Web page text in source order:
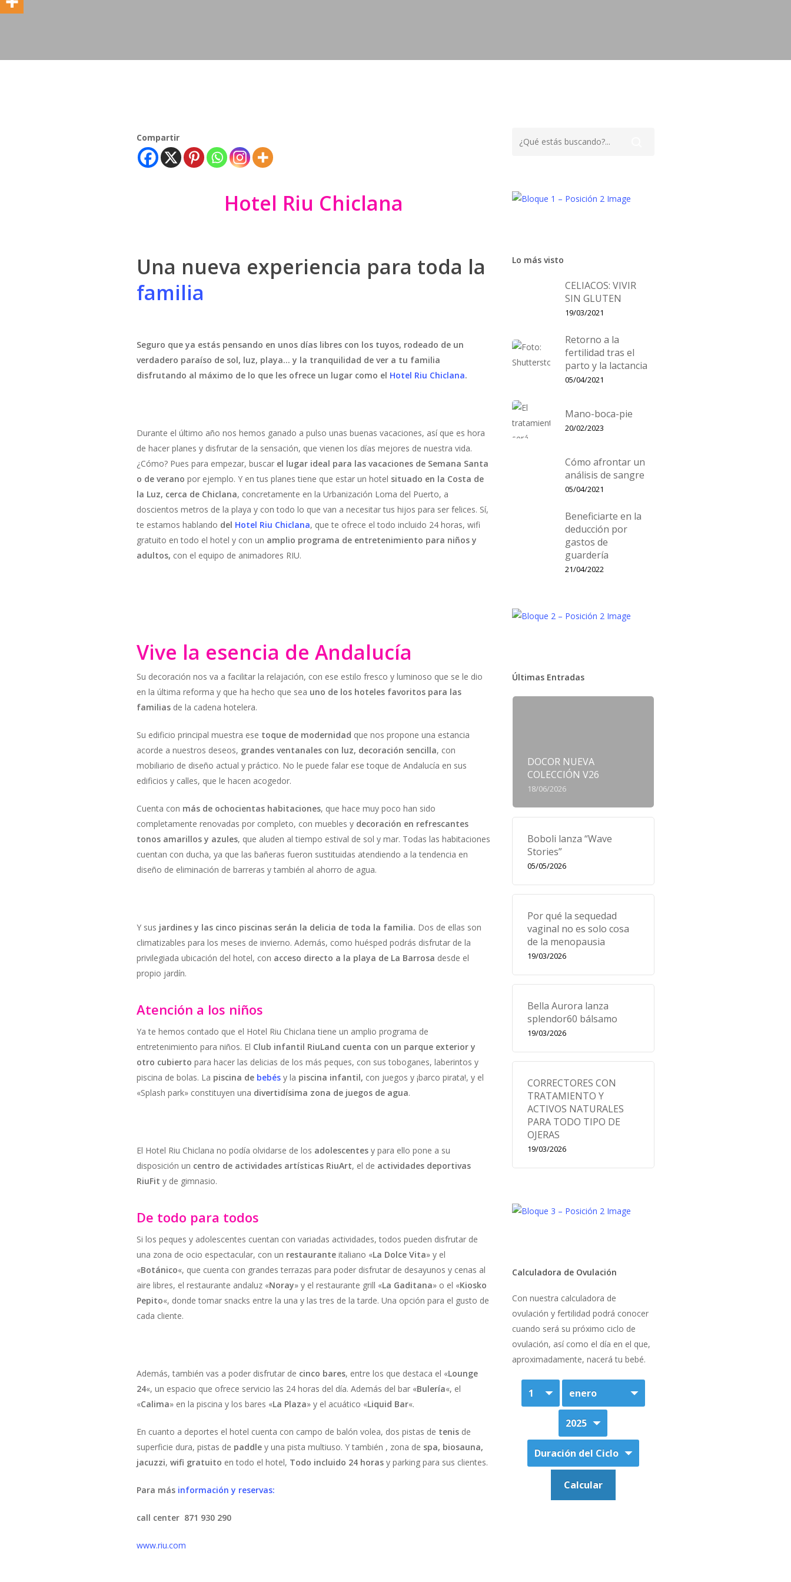
Compartir
Hotel Riu Chiclana
Una nueva experiencia para toda la
familia
Seguro que ya estás pensando en unos días libres con los tuyos, rodeado de un
verdadero paraíso de sol, luz, playa… y la tranquilidad de ver a tu familia
disfrutando al máximo de lo que les ofrece un lugar como el Hotel Riu Chiclana.
Durante el último año nos hemos ganado a pulso unas buenas vacaciones, así que es hora
de hacer planes y disfrutar de la sensación, que vienen los días mejores de nuestra vida.
¿Cómo? Pues para empezar, buscar el lugar ideal para las vacaciones de Semana Santa
o de verano por ejemplo. Y en tus planes tiene que estar un hotel situado en la Costa de
la Luz, cerca de Chiclana, concretamente en la Urbanización Loma del Puerto, a
doscientos metros de la playa y con todo lo que van a necesitar tus hijos para ser felices. Sí,
te estamos hablando del Hotel Riu Chiclana, que te ofrece el todo incluido 24 horas, wifi
gratuito en todo el hotel y con un amplio programa de entretenimiento para niños y
adultos, con el equipo de animadores RIU.
Vive la esencia de Andalucía
Su decoración nos va a facilitar la relajación, con ese estilo fresco y luminoso que se le dio
en la última reforma y que ha hecho que sea uno de los hoteles favoritos para las
familias de la cadena hotelera.
Su edificio principal muestra ese toque de modernidad que nos propone una estancia
acorde a nuestros deseos, grandes ventanales con luz, decoración sencilla, con
mobiliario de diseño actual y práctico. No le puede falar ese toque de Andalucía en sus
edificios y calles, que le hacen acogedor.
Cuenta con más de ochocientas habitaciones, que hace muy poco han sido
completamente renovadas por completo, con muebles y decoración en refrescantes
tonos amarillos y azules, que aluden al tiempo estival de sol y mar. Todas las habitaciones
cuentan con ducha, ya que las bañeras fueron sustituidas atendiendo a la tendencia en
diseño de eliminación de barreras y también al ahorro de agua.
Y sus jardines y las cinco piscinas serán la delicia de toda la familia. Dos de ellas son
climatizables para los meses de invierno. Además, como huésped podrás disfrutar de la
privilegiada ubicación del hotel, con acceso directo a la playa de La Barrosa desde el
propio jardín.
Atención a los niños
Ya te hemos contado que el Hotel Riu Chiclana tiene un amplio programa de
entretenimiento para niños. El Club infantil RiuLand cuenta con un parque exterior y
otro cubierto para hacer las delicias de los más peques, con sus toboganes, laberintos y
piscina de bolas. La piscina de bebés y la piscina infantil, con juegos y ¡barco pirata!, y el
«Splash park» constituyen una divertidísima zona de juegos de agua.
El Hotel Riu Chiclana no podía olvidarse de los adolescentes y para ello pone a su
disposición un centro de actividades artísticas RiuArt, el de actividades deportivas
RiuFit y de gimnasio.
De todo para todos
Si los peques y adolescentes cuentan con variadas actividades, todos pueden disfrutar de
una zona de ocio espectacular, con un restaurante italiano «La Dolce Vita» y el
«Botánico«, que cuenta con grandes terrazas para poder disfrutar de desayunos y cenas al
aire libres, el restaurante andaluz «Noray» y el restaurante grill «La Gaditana» o el «Kiosko
Pepito«, donde tomar snacks entre la una y las tres de la tarde. Una opción para el gusto de
cada cliente.
Además, también vas a poder disfrutar de cinco bares, entre los que destaca el «Lounge
24«, un espacio que ofrece servicio las 24 horas del día. Además del bar «Bulería«, el
«Calima» en la piscina y los bares «La Plaza» y el acuático «Liquid Bar«.
En cuanto a deportes el hotel cuenta con campo de balón volea, dos pistas de tenis de
superficie dura, pistas de paddle y una pista multiuso. Y también , zona de spa, biosauna,
jacuzzi, wifi gratuito en todo el hotel, Todo incluido 24 horas y parking para sus clientes.
Para más información y reservas:
call center 871 930 290
www.riu.com
Lo más visto
CELIACOS: VIVIR
SIN GLUTEN
19/03/2021
Retorno a la
fertilidad tras el
parto y la lactancia
05/04/2021
Mano-boca-pie
20/02/2023
Cómo afrontar un
análisis de sangre
05/04/2021
Beneficiarte en la
deducción por
gastos de
guardería
21/04/2022
Últimas Entradas
DOCOR NUEVA
COLECCIÓN V26
18/06/2026
Boboli lanza “Wave
Stories”
05/05/2026
Por qué la sequedad
vaginal no es solo cosa
de la menopausia
19/03/2026
Bella Aurora lanza
splendor60 bálsamo
19/03/2026
CORRECTORES CON
TRATAMIENTO Y
ACTIVOS NATURALES
PARA TODO TIPO DE
OJERAS
19/03/2026
Calculadora de Ovulación
Con nuestra calculadora de
ovulación y fertilidad podrá conocer
cuando será su próximo ciclo de
ovulación, así como el día en el que,
aproximadamente, nacerá tu bebé.